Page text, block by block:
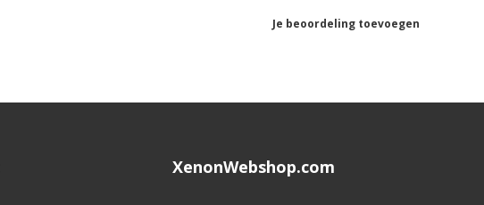
Je beoordeling toevoegen
XenonWebshop.com